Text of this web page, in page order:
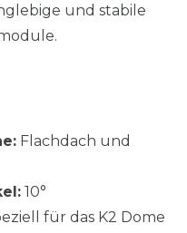
und stabile
Flachdach und
10°
für das K2 Dome